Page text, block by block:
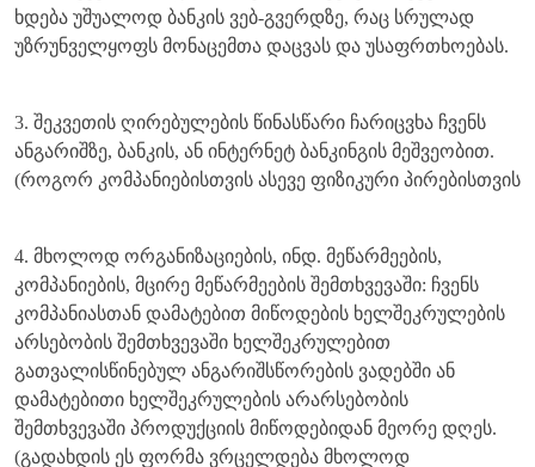
ხდება უშუალოდ ბანკის ვებ-გვერდზე, რაც სრულად
უზრუნველყოფს მონაცემთა დაცვას და უსაფრთხოებას.
3. შეკვეთის ღირებულების წინასწარი ჩარიცვხა ჩვენს
ანგარიშზე, ბანკის, ან ინტერნეტ ბანკინგის მეშვეობით.
(როგორ კომპანიებისთვის ასევე ფიზიკური პირებისთვის
4. მხოლოდ ორგანიზაციების, ინდ. მეწარმეების,
კომპანიების, მცირე მეწარმეების შემთხვევაში: ჩვენს
კომპანიასთან დამატებით მიწოდების ხელშეკრულების
არსებობის შემთხვევაში ხელშეკრულებით
გათვალისწინებულ ანგარიშსწორების ვადებში ან
დამატებითი ხელშეკრულების არარსებობის
შემთხვევაში პროდუქციის მიწოდებიდან მეორე დღეს.
(გადახდის ეს ფორმა ვრცელდება მხოლოდ